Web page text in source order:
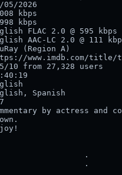
2026
kbps
kbps
FLAC 2.0 @ 595 kbps
AAC-LC 2.0 @ 111
(Region A)
www.imdb.com/title/
10 from 27,328 users
Spanish
by actress and
.
.